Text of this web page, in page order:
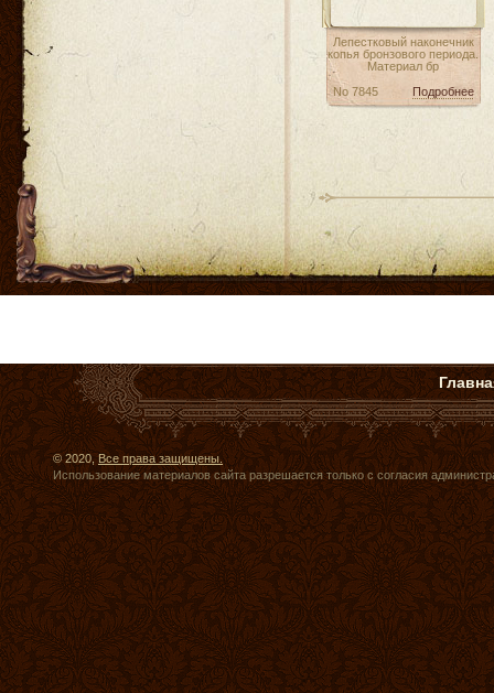
Лепестковый наконечник
копья бронзового периода.
Материал бр
Подробнее
No 7845
© 2020,Все права защищены.
Использование материалов сайта разрешается только с согласия